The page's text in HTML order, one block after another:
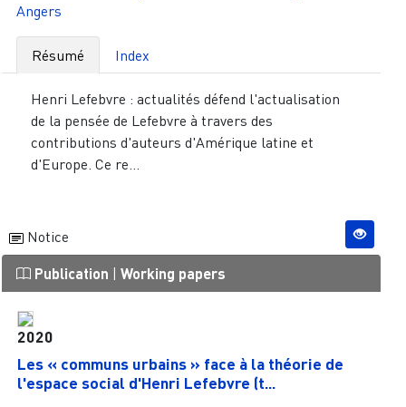
Angers
Résumé Index
Henri Lefebvre : actualités défend l'actualisation
de la pensée de Lefebvre à travers des
contributions d'auteurs d'Amérique latine et
d'Europe. Ce re...
Notice
Publication Working papers
2020
Les « communs urbains » face à la théorie de
l'espace social d'Henri Lefebvre (t...